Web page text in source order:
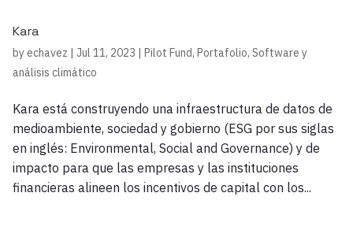
Kara
by echavez | Jul 11, 2023 | Pilot Fund, Portafolio, Software y
análisis climático
Kara está construyendo una infraestructura de datos de
medioambiente, sociedad y gobierno (ESG por sus siglas
en inglés: Environmental, Social and Governance) y de
impacto para que las empresas y las instituciones
financieras alineen los incentivos de capital con los...